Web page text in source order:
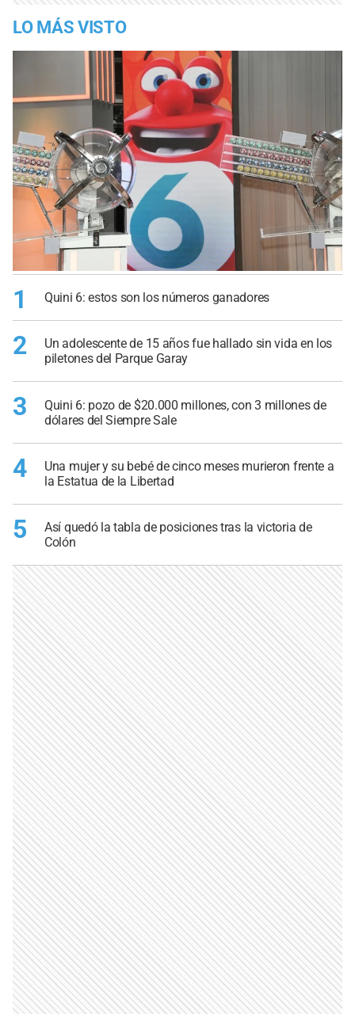
LO MÁS VISTO
1 Quini 6: estos son los números ganadores
2
Un adolescente de 15 años fue hallado sin vida en los
piletones del Parque Garay
3
Quini 6: pozo de $20.000 millones, con 3 millones de
dólares del Siempre Sale
4
Una mujer y su bebé de cinco meses murieron frente a
la Estatua de la Libertad
5
Así quedó la tabla de posiciones tras la victoria de
Colón